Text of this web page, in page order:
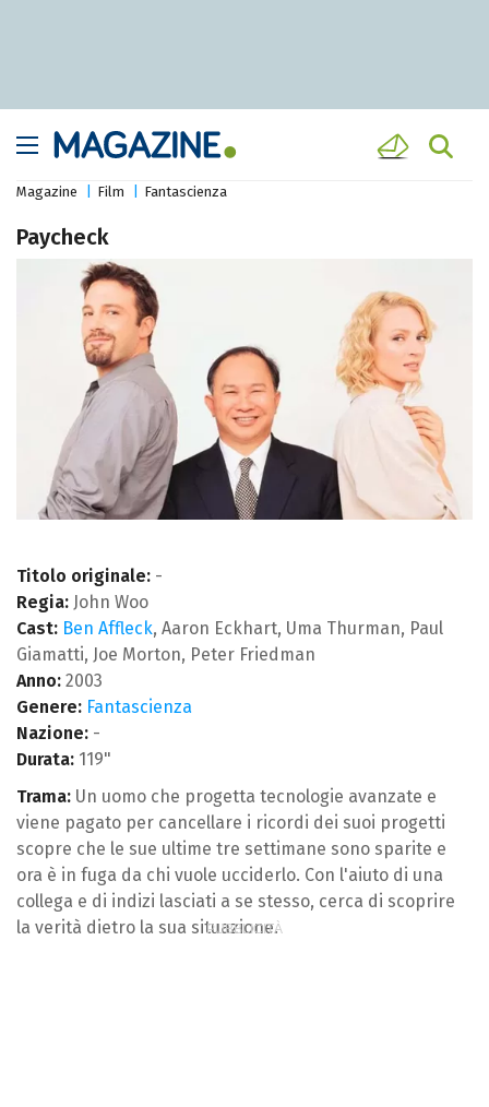
Magazine Film Fantascienza
Paycheck
Titolo originale: -
Regia: John Woo
Cast: Ben Affleck, Aaron Eckhart, Uma Thurman, Paul
Giamatti, Joe Morton, Peter Friedman
Anno: 2003
Genere: Fantascienza
Nazione: -
Durata: 119"
Trama: Un uomo che progetta tecnologie avanzate e
viene pagato per cancellare i ricordi dei suoi progetti
scopre che le sue ultime tre settimane sono sparite e
ora è in fuga da chi vuole ucciderlo. Con l'aiuto di una
collega e di indizi lasciati a se stesso, cerca di scoprire
la verità dietro la sua situazione.